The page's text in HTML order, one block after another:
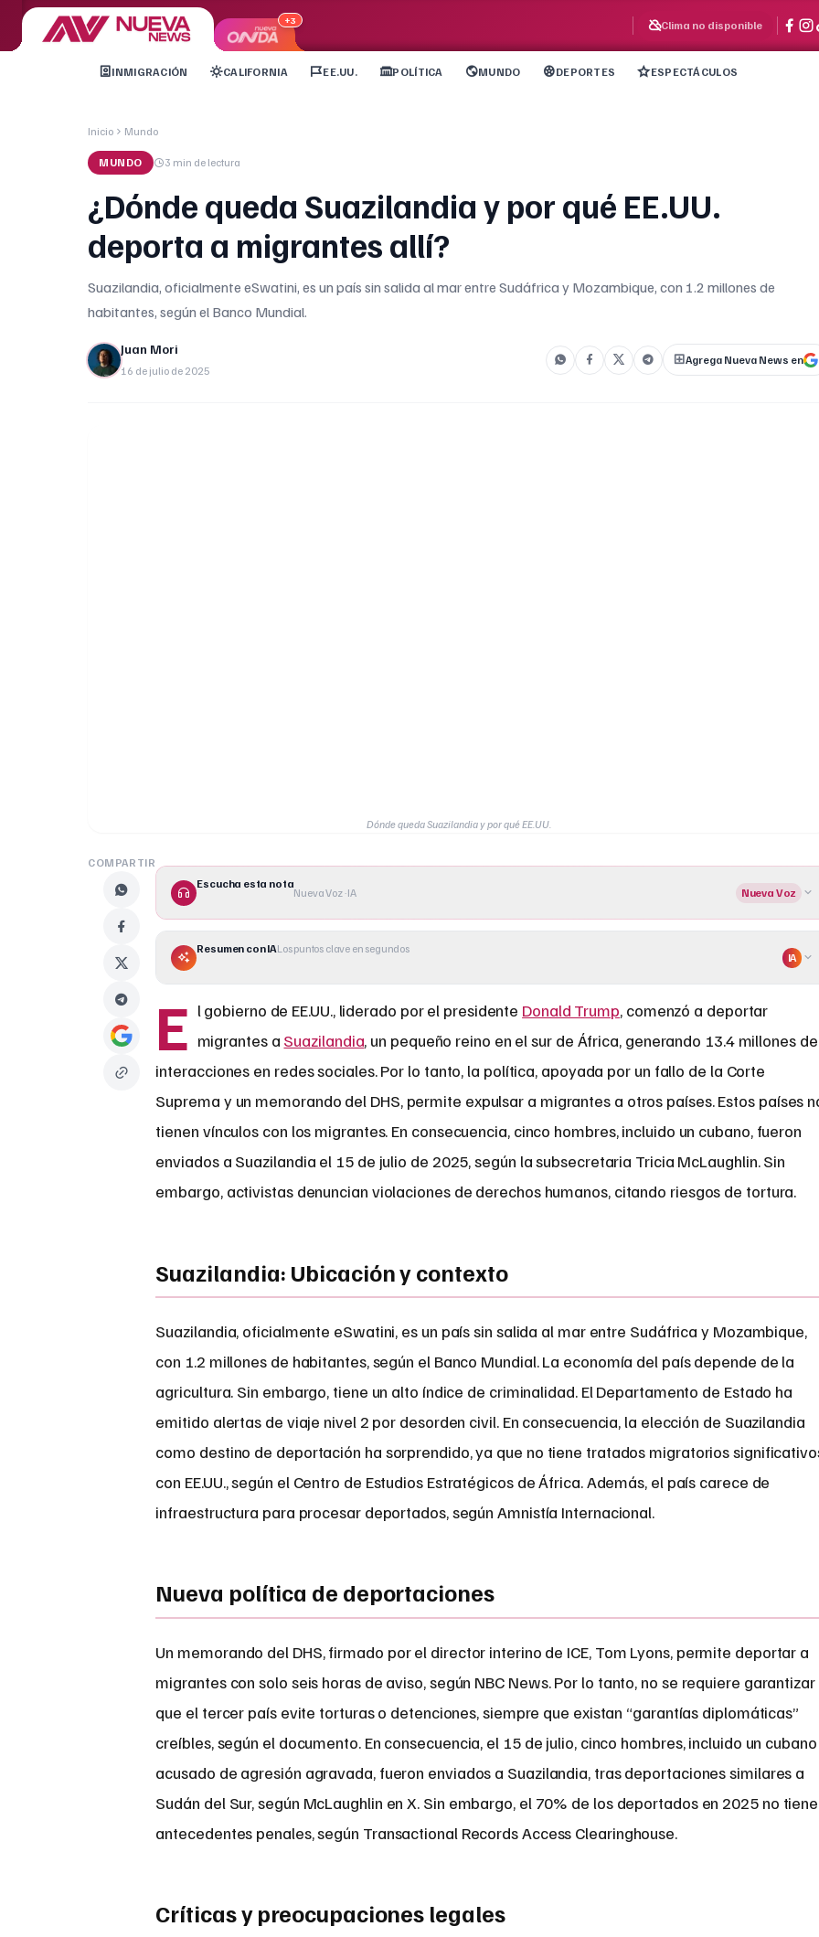
+3 Clima no disponible
INMIGRACIÓN CALIFORNIA EE.UU. POLÍTICA MUNDO DEPORTES ESPECTÁCULOS
Inicio Mundo
MUNDO 3 min de lectura
¿Dónde queda Suazilandia y por qué EE.UU.
deporta a migrantes allí?
Suazilandia, oficialmente eSwatini, es un país sin salida al mar entre Sudáfrica y Mozambique, con 1.2 millones de
habitantes, según el Banco Mundial.
Juan Mori
16 de julio de 2025
Agrega Nueva News en
Dónde queda Suazilandia y por qué EE.UU.
COMPARTIR
Escucha esta nota
Nueva Voz · IA Nueva Voz
Resumen con IALos puntos clave en segundos
IA
E l gobierno de EE.UU., liderado por el presidente Donald Trump, comenzó a deportar
migrantes a Suazilandia, un pequeño reino en el sur de África, generando 13.4 millones de
interacciones en redes sociales. Por lo tanto, la política, apoyada por un fallo de la Corte
Suprema y un memorando del DHS, permite expulsar a migrantes a otros países. Estos países
tienen vínculos con los migrantes. En consecuencia, cinco hombres, incluido un cubano, fueron
enviados a Suazilandia el 15 de julio de 2025, según la subsecretaria Tricia McLaughlin. Sin
embargo, activistas denuncian violaciones de derechos humanos, citando riesgos de tortura.
Suazilandia: Ubicación y contexto
Suazilandia, oficialmente eSwatini, es un país sin salida al mar entre Sudáfrica y Mozambique,
con 1.2 millones de habitantes, según el Banco Mundial. La economía del país depende de la
agricultura. Sin embargo, tiene un alto índice de criminalidad. El Departamento de Estado ha
emitido alertas de viaje nivel 2 por desorden civil. En consecuencia, la elección de Suazilandia
como destino de deportación ha sorprendido, ya que no tiene tratados migratorios
con EE.UU., según el Centro de Estudios Estratégicos de África. Además, el país carece de
infraestructura para procesar deportados, según Amnistía Internacional.
Nueva política de deportaciones
Un memorando del DHS, firmado por el director interino de ICE, Tom Lyons, permite deportar a
migrantes con solo seis horas de aviso, según NBC News. Por lo tanto, no se requiere garantizar
que el tercer país evite torturas o detenciones, siempre que existan “garantías diplomáticas”
creíbles, según el documento. En consecuencia, el 15 de julio, cinco hombres, incluido un cubano
acusado de agresión agravada, fueron enviados a Suazilandia, tras deportaciones similares a
Sudán del Sur, según McLaughlin en X. Sin embargo, el 70% de los deportados en 2025 no tiene
antecedentes penales, según Transactional Records Access Clearinghouse.
Críticas y preocupaciones legales